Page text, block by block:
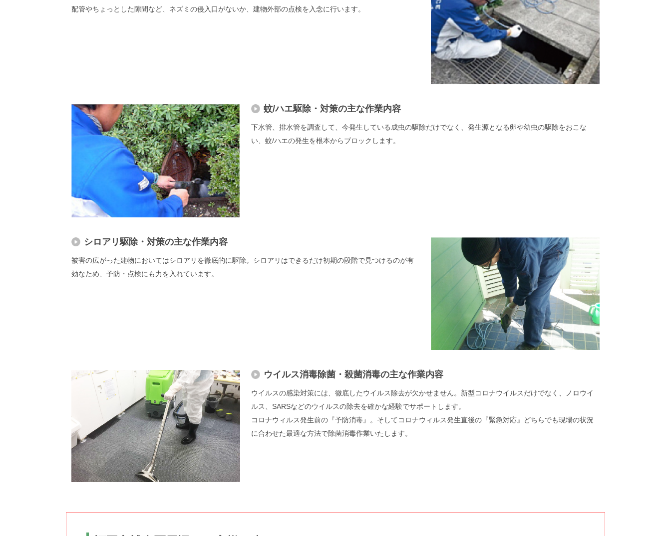
配管やちょっとした隙間など、ネズミの侵入口がないか、建物外部の点検を入念に行います。
蚊/ハエ駆除・対策の主な作業内容
下水管、排水管を調査して、今発生している成虫の駆除だけでなく、発生源となる卵や幼虫の駆除をおこな
い、蚊/ハエの発生を根本からブロックします。
シロアリ駆除・対策の主な作業内容
被害の広がった建物においてはシロアリを徹底的に駆除。シロアリはできるだけ初期の段階で見つけるのが有
効なため、予防・点検にも力を入れています。
ウイルス消毒除菌・殺菌消毒の主な作業内容
ウイルスの感染対策には、徹底したウイルス除去が欠かせません。新型コロナウイルスだけでなく、ノロウイ
ルス、SARSなどのウイルスの除去を確かな経験でサポートします。
コロナウィルス発生前の『予防消毒』。そしてコロナウィルス発生直後の『緊急対応』どちらでも現場の状況
に合わせた最適な方法で除菌消毒作業いたします。